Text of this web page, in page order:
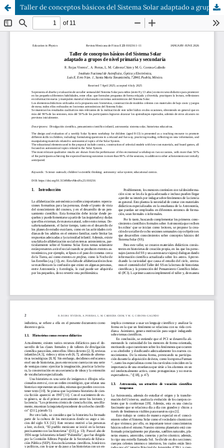
Taller de conceptos básicos del Sistema Solar adaptado a grupos de nivel primaria y secundaria